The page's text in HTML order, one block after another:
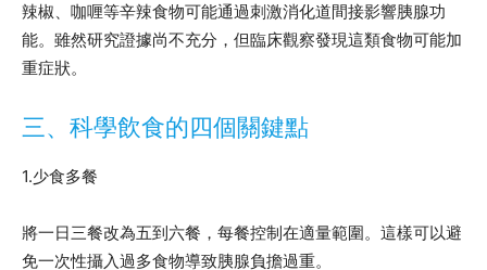
辣椒、咖喱等辛辣食物可能通過刺激消化道間接影響胰腺功
能。雖然研究證據尚不充分，但臨床觀察發現這類食物可能加
重症狀。
三、科學飲食的四個關鍵點
1.少食多餐
將一日三餐改為五到六餐，每餐控制在適量範圍。這樣可以避
免一次性攝入過多食物導致胰腺負擔過重。